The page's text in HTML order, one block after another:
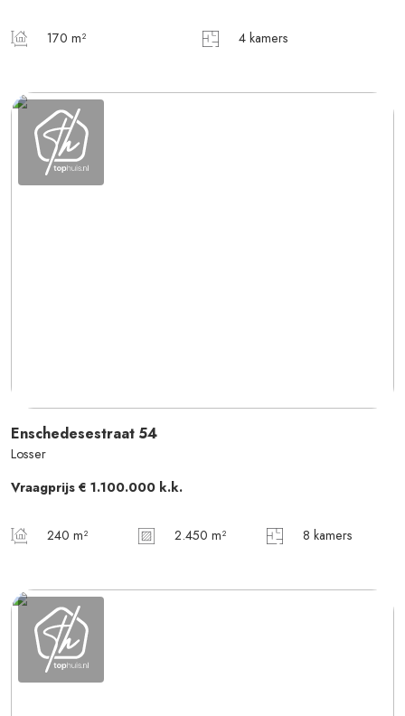
170 m² 4 kamers
Enschedesestraat 54
Losser
Vraagprijs € 1.100.000 k.k.
240 m² 2.450 m² 8 kamers